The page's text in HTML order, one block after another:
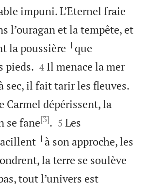
impuni. L’Eternel fraie
l’ouragan et la tempête, et
la poussière ╵que
pieds. 

4 Il menace la mer
sec, il fait tarir les fleuves.
Carmel dépérissent, la
se fane[3]. 

5 Les
╵à son approche, les
la terre se soulève
tout l’univers est